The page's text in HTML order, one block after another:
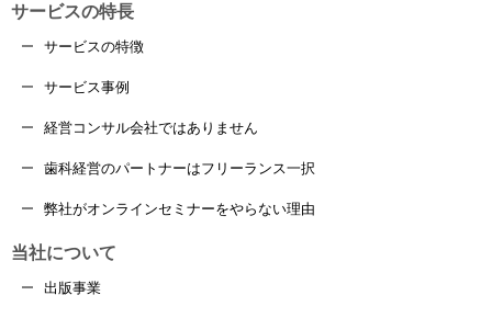
サービスの特長
サービスの特徴
サービス事例
経営コンサル会社ではありません
歯科経営のパートナーはフリーランス一択
弊社がオンラインセミナーをやらない理由
当社について
出版事業